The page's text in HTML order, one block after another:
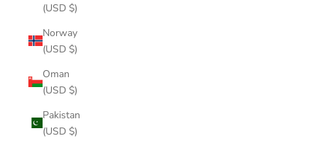
(USD $)
Norway
(USD $)
Oman
(USD $)
Pakistan
(USD $)